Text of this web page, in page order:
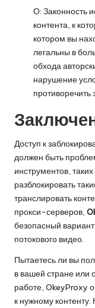
О: Законность
контента, к
котором вы
легальны в
обхода
нарушение
Доступ к
должен быть
инструментов, таких
разблокировать
транслировать
прокси-серверов,
безопасный
потокового видео.
Пытаетесь ли вы
в вашей стране или
работе, OkeyProxy
к нужному